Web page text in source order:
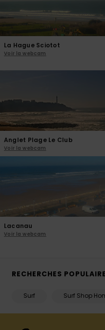
La Hague Sciotot
Voir la webcam
Anglet Plage Le Club
Voir la webcam
Lacanau
Voir la webcam
RECHERCHES
Surf Surf Shop